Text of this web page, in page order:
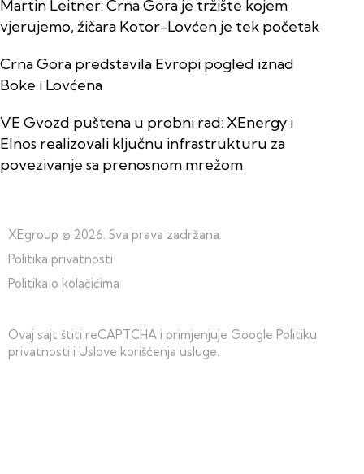
Martin Leitner: Crna Gora je tržište kojem
vjerujemo, žičara Kotor-Lovćen je tek početak
Crna Gora predstavila Evropi pogled iznad
Boke i Lovćena
VE Gvozd puštena u probni rad: XEnergy i
Elnos realizovali ključnu infrastrukturu za
povezivanje sa prenosnom mrežom
XEgroup © 2026. Sva prava zadržana.
Politika privatnosti
Politika o kolačićima
Ovaj sajt štiti reCAPTCHA i primjenjuje Google Politiku
privatnosti i Uslove korišćenja usluge.